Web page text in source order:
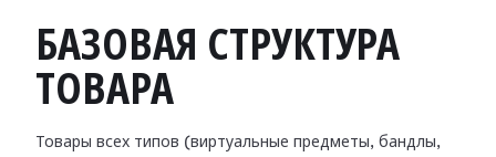
БАЗОВАЯ СТРУКТУРА
ТОВАРА
Товары всех типов (виртуальные предметы, бандлы,